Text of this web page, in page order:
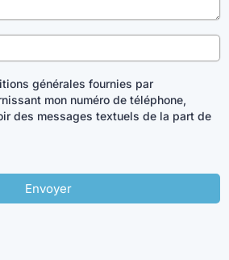
générales fournies par
mon numéro de téléphone,
des messages textuels de la part de
Envoyer